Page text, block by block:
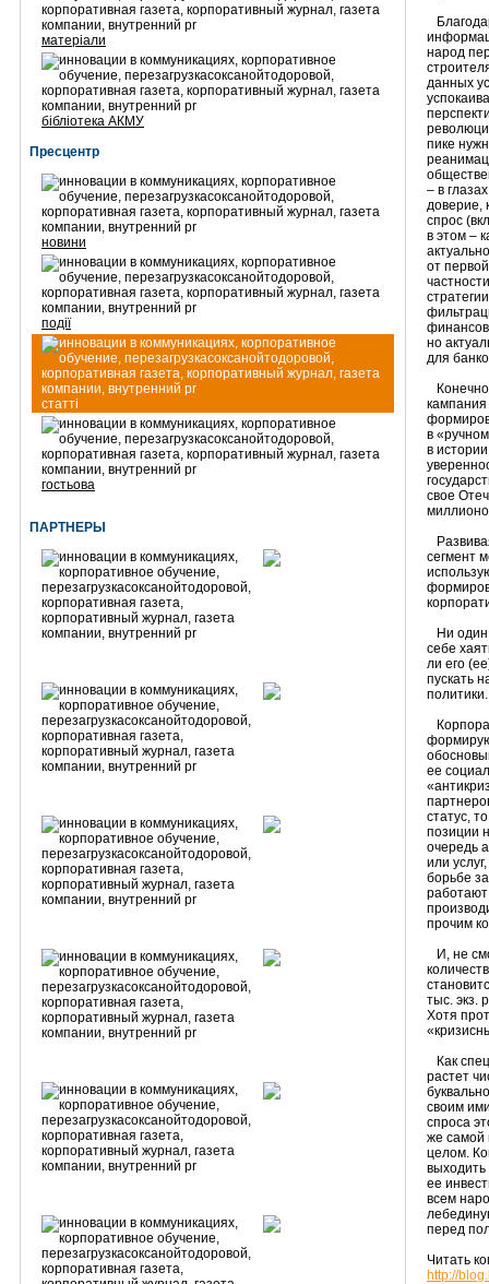
матеріали
бібліотека АКМУ
Пресцентр
новини
події
статті
гостьова
ПАРТНЕРЫ
народ
данных
пике
– в
доверие,
спрос
в этом –
от
но
для
в
в
свое
сегмент
Ни один
себе
ли его
пускать
ее
статус,
позиции
очередь
или
борьбе
работают
прочим
И, не
тыс. экз.
Хотя
Как
растет
своим
спроса
же самой
целом.
выходить
ее
всем
перед
Читать
http://